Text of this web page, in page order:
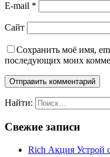
E-mail *
Сайт
Сохранить моё имя,
последующих моих
Найти:
Свежие записи
Rich Акция Устрой